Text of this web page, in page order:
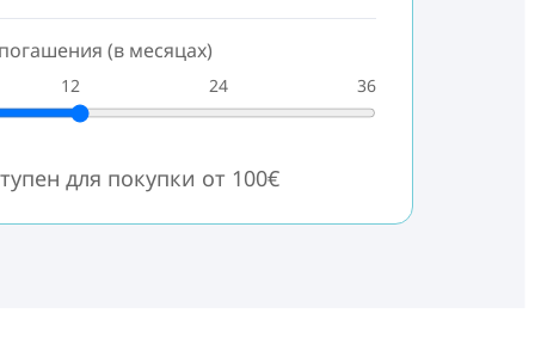
(в месяцах)
12 24 36
для покупки от 100€